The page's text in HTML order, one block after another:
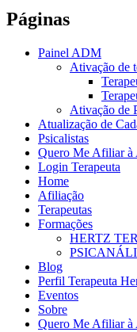
Páginas
Painel ADM
Ativação de
Ativação de
Atualização de
Psicalistas
Quero Me Afiliar
Login Terapeuta
Home
Afiliação
Terapeutas
Formações
HERTZ
Blog
Perfil Terapeuta
Eventos
Sobre
Quero Me Afiliar